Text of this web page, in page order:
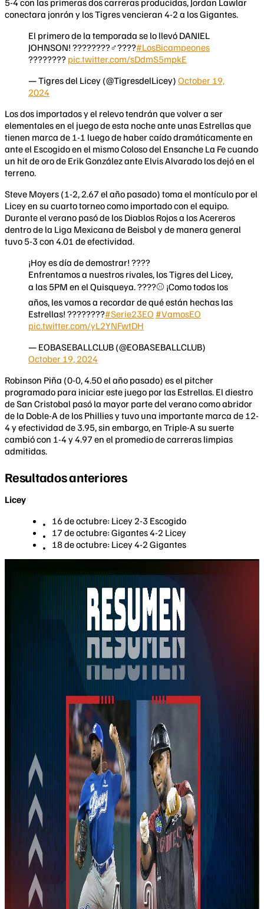
5-4 con las primeras dos carreras producidas, Jordan Lawlar
conectara jonrón y los Tigres vencieran 4-2 a los Gigantes.
El primero de la temporada se lo llevó DANIEL
JOHNSON! ????????‍♂️????️#LosBicampeones
???????? pic.twitter.com/sDdmS5mpkE
— Tigres del Licey (@TigresdelLicey) October 19,
2024
Los dos importados y el relevo tendrán que volver a ser
elementales en el juego de esta noche ante unas Estrellas que
tienen marca de 1-1 luego de haber caído dramáticamente en
ante el Escogido en el mismo Coloso del Ensanche La Fe cuando
un hit de oro de Erik González ante Elvis Alvarado los dejó en el
terreno.
Steve Moyers (1-2, 2.67 el año pasado) toma el montículo por el
Licey en su cuarto torneo como importado con el equipo.
Durante el verano pasó de los Diablos Rojos a los Acereros
dentro de la Liga Mexicana de Beisbol y de manera general
tuvo 5-3 con 4.01 de efectividad.
¡Hoy es día de demostrar! ????
Enfrentamos a nuestros rivales, los Tigres del Licey,
a las 5PM en el Quisqueya. ????️⚾ ¡Como todos los
años, les vamos a recordar de qué están hechas las
Estrellas! ????????#Serie23EO #VamosEO
pic.twitter.com/yL2YNFwtDH
— EOBASEBALLCLUB (@EOBASEBALLCLUB)
October 19, 2024
Robinson Piña (0-0, 4.50 el año pasado) es el pitcher
programado para iniciar este juego por las Estrellas. El diestro
de San Cristobal pasó la mayor parte del verano como abridor
de la Doble-A de los Phillies y tuvo una importante marca de 12-
4 y efectividad de 3.95, sin embargo, en Triple-A su suerte
cambió con 1-4 y 4.97 en el promedio de carreras limpias
admitidas.
Resultados anteriores
Licey
16 de octubre: Licey 2-3 Escogido
17 de octubre: Gigantes 4-2 Licey
18 de octubre: Licey 4-2 Gigantes